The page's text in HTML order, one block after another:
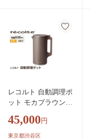
レコルト 自動調理ポ
ット モカブラウン R
【自動 調理 ポット
豆乳 おから ポター
45,000 円
東京都渋谷区